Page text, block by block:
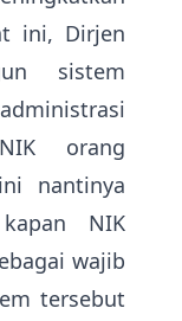
ini, Dirjen
sistem
orang
nantinya
NIK
wajib
tersebut